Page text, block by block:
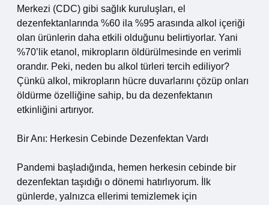
Merkezi (CDC) gibi sağlık kuruluşları, el
dezenfektanlarında %60 ila %95 arasında alkol içeriği
olan ürünlerin daha etkili olduğunu belirtiyorlar. Yani
%70’lik etanol, mikropların öldürülmesinde en verimli
orandır. Peki, neden bu alkol türleri tercih ediliyor?
Çünkü alkol, mikropların hücre duvarlarını çözüp onları
öldürme özelliğine sahip, bu da dezenfektanın
etkinliğini artırıyor.
Bir Anı: Herkesin Cebinde Dezenfektan Vardı
Pandemi başladığında, hemen herkesin cebinde bir
dezenfektan taşıdığı o dönemi hatırlıyorum. İlk
günlerde, yalnızca ellerimi temizlemek için